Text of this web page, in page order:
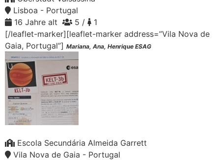
Lisboa - Portugal
16 Jahre alt
5 /
1
[/leaflet-marker][leaflet-marker address=”Vila Nova de
Gaia, Portugal”] Mariana, Ana, Henrique ESAG
Escola Secundária Almeida Garrett
Vila Nova de Gaia - Portugal